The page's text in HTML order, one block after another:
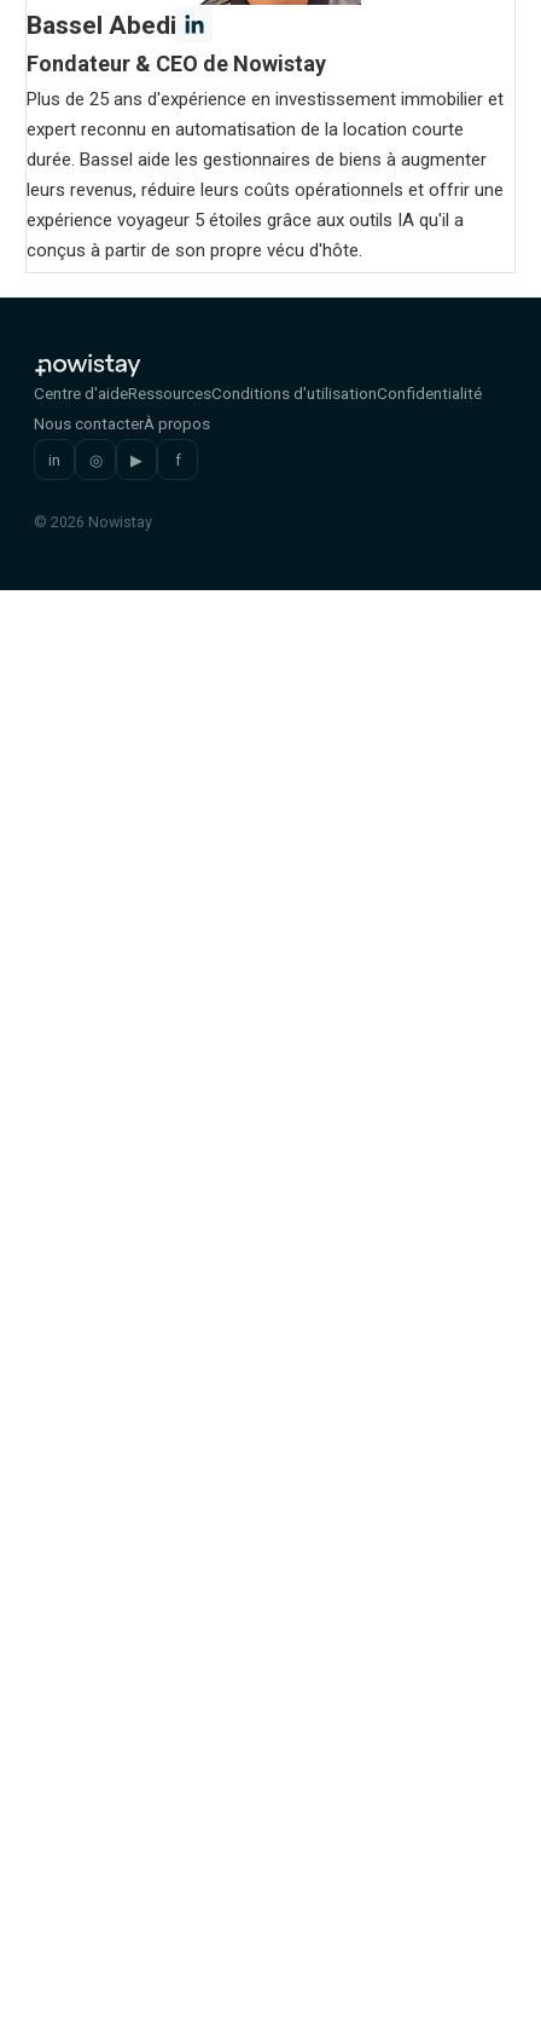
Bassel Abedi
Fondateur & CEO de Nowistay
Plus de 25 ans d'expérience en investissement immobilier et
expert reconnu en automatisation de la location courte
durée. Bassel aide les gestionnaires de biens à augmenter
leurs revenus, réduire leurs coûts opérationnels et offrir une
expérience voyageur 5 étoiles grâce aux outils IA qu'il a
conçus à partir de son propre vécu d'hôte.
Centre d'aideRessourcesConditions d'utilisationConfidentialité
Nous contacterÀ propos
in ◎ ▶ f
© 2026 Nowistay